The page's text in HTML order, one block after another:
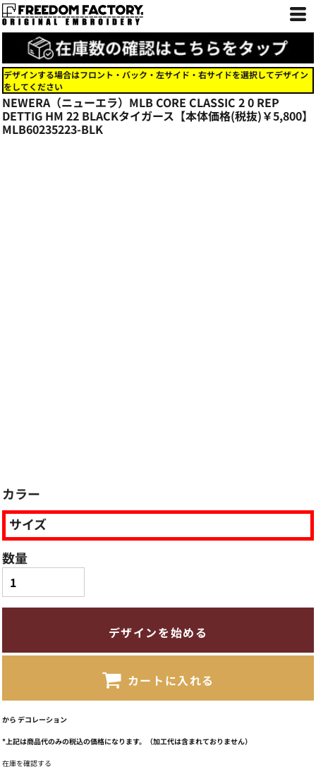
デザインする場合はフロント・バック・左サイド・右サイドを選択してデザイン
をしてください
NEWERA（ニューエラ）MLB CORE CLASSIC 2 0 REP
DETTIG HM 22 BLACKタイガース【本体価格(税抜)￥5,800】
MLB60235223-BLK
カラー
サイズ
数量
デザインを始める
カートに入れる
から デコレーション
*上記は商品代のみの税込の価格になります。（加工代は含まれておりません）
在庫を確認する